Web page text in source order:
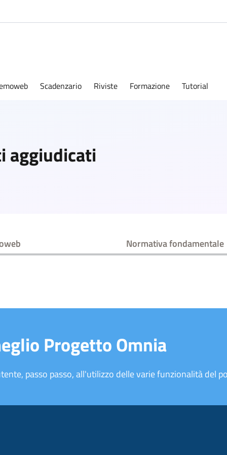
Scadenzario Riviste Formazione Tutorial
aggiudicati
Normativa fondamentale
Progetto Omnia
passo passo, all'utilizzo delle varie funzionalità del